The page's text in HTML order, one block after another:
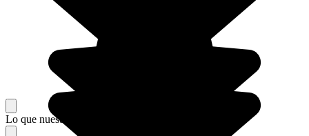
Lo que nuestros viajeros piensan de su estancia